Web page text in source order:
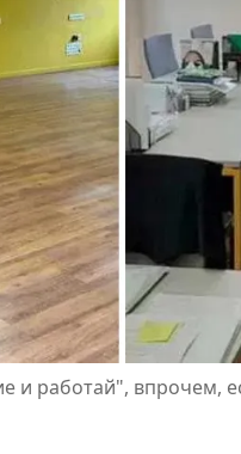
и работай", впрочем,